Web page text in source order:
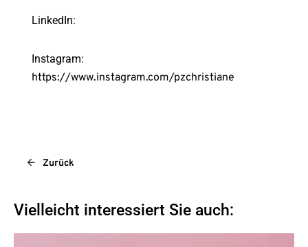
LinkedIn:
Instagram:
https://www.instagram.com/pzchristiane
Zurück
Vielleicht interessiert Sie auch: